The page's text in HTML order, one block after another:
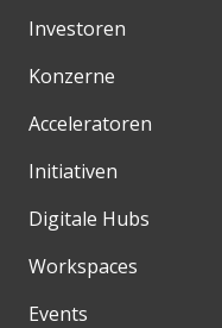
Investoren
Konzerne
Acceleratoren
Initiativen
Digitale Hubs
Workspaces
Events